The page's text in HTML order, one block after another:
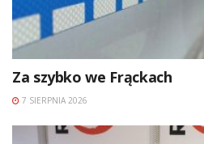
Za szybko we Frąckach
7 SIERPNIA 2026